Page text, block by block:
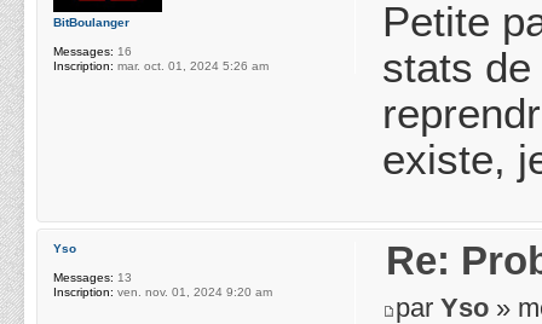
Petite
stats de
existe,
BitBoulanger
Messages: 16
Inscription: mar. oct. 01, 2024 5:26 am
Re:
parYso »
Yso
Messages: 13
Inscription: ven. nov. 01, 2024 9:20 am